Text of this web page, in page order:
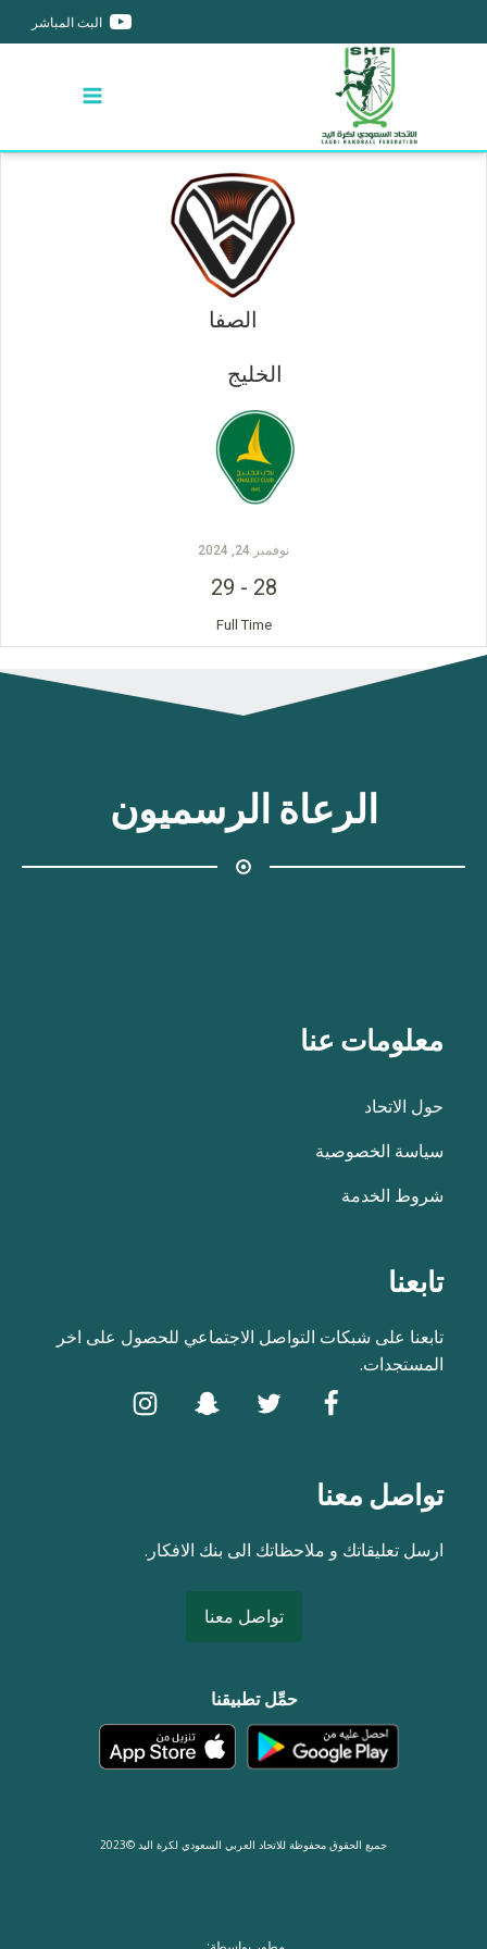
البث المباشر
الصفا
الخليج
نوفمبر 24, 2024
28
-
29
Full Time
الرعاة الرسميون
معلومات عنا
حول الاتحاد
سياسة الخصوصية
شروط الخدمة
تابعنا
تابعنا على شبكات التواصل الاجتماعي للحصول على اخر
المستجدات.
تواصل معنا
ارسل تعليقاتك و ملاحظاتك الى بنك الافكار.
تواصل معنا
حمِّل تطبيقنا
جميع الحقوق محفوظة للاتحاد العربي السعودي لكرة اليد ©2023